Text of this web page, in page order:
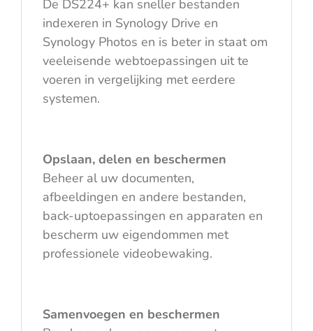
De DS224+ kan sneller bestanden
indexeren in Synology Drive en
Synology Photos en is beter in staat om
veeleisende webtoepassingen uit te
voeren in vergelijking met eerdere
systemen.
Opslaan, delen en beschermen
Beheer al uw documenten,
afbeeldingen en andere bestanden,
back-uptoepassingen en apparaten en
bescherm uw eigendommen met
professionele videobewaking.
Samenvoegen en beschermen